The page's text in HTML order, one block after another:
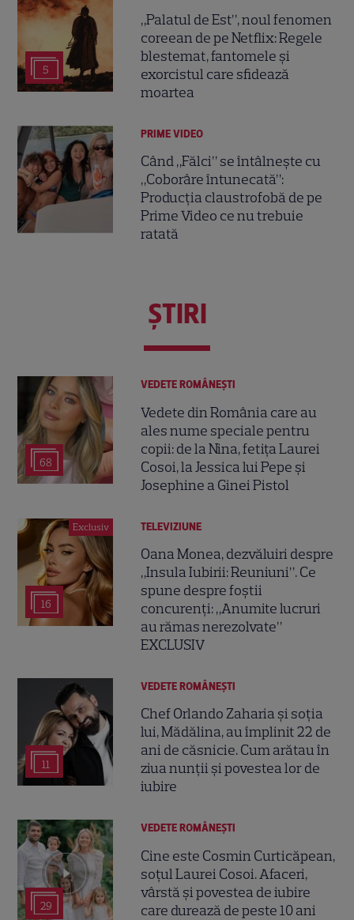
5
„Palatul de Est”, noul fenomen
coreean de pe Netflix: Regele
blestemat, fantomele și
exorcistul care sfidează
moartea
PRIME VIDEO
Când „Fălci” se întâlnește cu
„Coborâre întunecată”:
Producția claustrofobă de pe
Prime Video ce nu trebuie
ratată
ŞTIRI
68
VEDETE ROMÂNEŞTI
Vedete din România care au
ales nume speciale pentru
copii: de la Nina, fetița Laurei
Cosoi, la Jessica lui Pepe și
Josephine a Ginei Pistol
Exclusiv
16
TELEVIZIUNE
Oana Monea, dezvăluiri despre
„Insula Iubirii: Reuniuni”. Ce
spune despre foștii
concurenți: „Anumite lucruri
au rămas nerezolvate”
EXCLUSIV
11
VEDETE ROMÂNEŞTI
Chef Orlando Zaharia și soția
lui, Mădălina, au împlinit 22 de
ani de căsnicie. Cum arătau în
ziua nunții și povestea lor de
iubire
29
VEDETE ROMÂNEŞTI
Cine este Cosmin Curticăpean,
soțul Laurei Cosoi. Afaceri,
vârstă și povestea de iubire
care durează de peste 10 ani